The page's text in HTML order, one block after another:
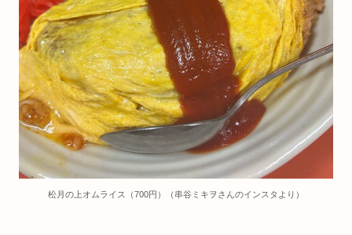
松月の上オムライス（700円）（串谷ミキヲさんのインスタより）